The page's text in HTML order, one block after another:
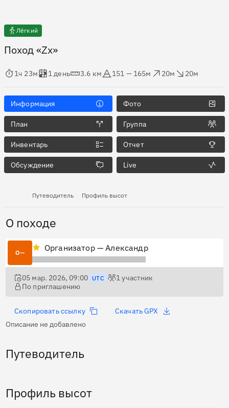
Лёгкий
Поход «Zx»
в пути
1ч 23м
Оценка в днях
1 день
Дистанция
3.6 км
151 — 165м
20м
20м
Информация Фото
План Группа
Инвентарь Отчет
Обсуждение Live
Путеводитель Профиль высот
О походе
О— Организатор — Александр
05 мар. 2026, 09:00 UTC 1участник
По приглашению
Скопировать ссылку
Скачать GPX
Описание не добавлено
Путеводитель
Профиль высот